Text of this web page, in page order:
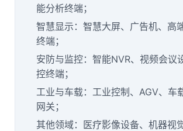
能分析终端；
智慧显示：智慧大屏、广告机、高
终端；
安防与监控：智能NVR、视频会议
控终端；
工业与车载：工业控制、AGV、车
网关；
其他领域： 医疗影像设备、 机器视